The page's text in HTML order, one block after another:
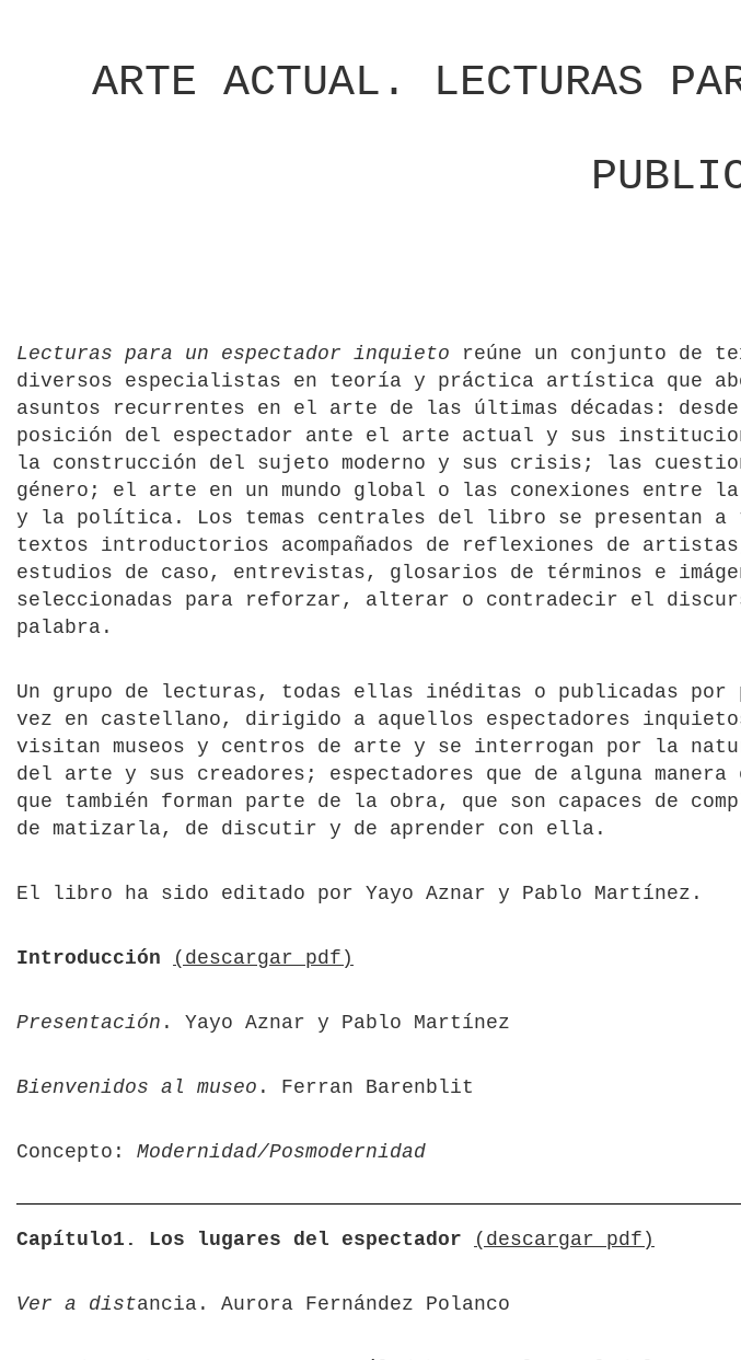
ARTE ACTUAL. LECTURAS
Lecturas para un espectador inquieto reúne un conjunto de
diversos especialistas en teoría y práctica artística que
asuntos recurrentes en el arte de las últimas décadas:
posición del espectador ante el arte actual y sus
la construcción del sujeto moderno y sus crisis; las
género; el arte en un mundo global o las conexiones entre
y la política. Los temas centrales del libro se presentan a
textos introductorios acompañados de reflexiones de
estudios de caso, entrevistas, glosarios de términos e
seleccionadas para reforzar, alterar o contradecir el
palabra.
Un grupo de lecturas, todas ellas inéditas o publicadas por
vez en castellano, dirigido a aquellos espectadores
visitan museos y centros de arte y se interrogan por la
del arte y sus creadores; espectadores que de alguna manera
que también forman parte de la obra, que son capaces de
de matizarla, de discutir y de aprender con ella.
El libro ha sido editado por Yayo Aznar y Pablo Martínez.
Introducción (descargar pdf)
Presentación . Yayo Aznar y Pablo Martínez
Bienvenidos al museo . Ferran Barenblit
Concepto: Modernidad/Posmodernidad
Capítulo1. Los lugares del espectador (descargar pdf)
Ver a distancia. Aurora Fernández Polanco